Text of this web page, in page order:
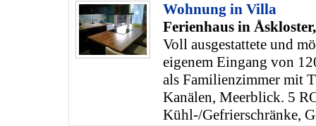
Wohnung in Villa
Ferienhaus in
Voll ausgestattete und
eigenem Eingang von
als Familienzimmer mit
Kanälen, Meerblick. 5
Kühl-/Gefrierschränke,